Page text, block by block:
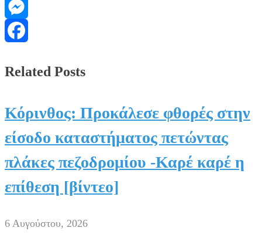
Viber
Messenger
Related Posts
Κόρινθος: Προκάλεσε φθορές στην
είσοδο καταστήματος πετώντας
πλάκες πεζοδρομίου -Καρέ καρέ η
επίθεση [βίντεο]
6 Αυγούστου, 2026